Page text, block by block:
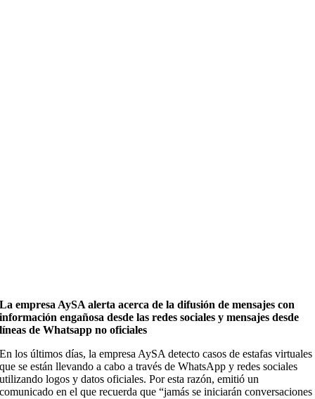
La empresa AySA alerta acerca de la difusión de mensajes con
información engañosa desde las redes sociales y mensajes desde
líneas de Whatsapp no oficiales
En los últimos días, la empresa AySA detecto casos de estafas virtuales
que se están llevando a cabo a través de WhatsApp y redes sociales
utilizando logos y datos oficiales. Por esta razón, emitió un
comunicado en el que recuerda que “jamás se iniciarán conversaciones